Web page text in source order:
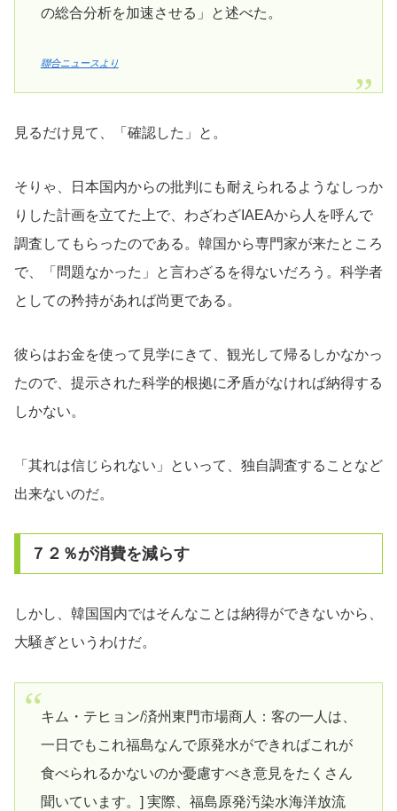
の総合分析を加速させる」と述べた。
聯合ニュースより
見るだけ見て、「確認した」と。
そりゃ、日本国内からの批判にも耐えられるようなしっか
りした計画を立てた上で、わざわざIAEAから人を呼んで
調査してもらったのである。韓国から専門家が来たところ
で、「問題なかった」と言わざるを得ないだろう。科学者
としての矜持があれば尚更である。
彼らはお金を使って見学にきて、観光して帰るしかなかっ
たので、提示された科学的根拠に矛盾がなければ納得する
しかない。
「其れは信じられない」といって、独自調査することなど
出来ないのだ。
７２％が消費を減らす
しかし、韓国国内ではそんなことは納得ができないから、
大騒ぎというわけだ。
キム・テヒョン/済州東門市場商人：客の一人は、
一日でもこれ福島なんで原発水ができればこれが
食べられるかないのか憂慮すべき意見をたくさん
聞いています。] 実際、福島原発汚染水海洋放流